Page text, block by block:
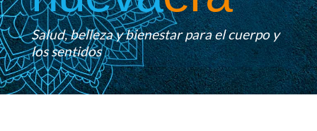
Salud, belleza y bienestar para el cuerpo y
los sentidos